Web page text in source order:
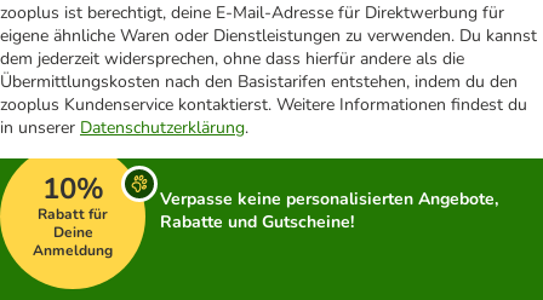
zooplus ist berechtigt, deine E-Mail-Adresse für Direktwerbung für
eigene ähnliche Waren oder Dienstleistungen zu verwenden. Du kannst
dem jederzeit widersprechen, ohne dass hierfür andere als die
Übermittlungskosten nach den Basistarifen entstehen, indem du den
zooplus Kundenservice kontaktierst. Weitere Informationen findest du
in unserer Datenschutzerklärung.
10%
Rabatt für
Deine
Anmeldung
Verpasse keine personalisierten Angebote,
Rabatte und Gutscheine!